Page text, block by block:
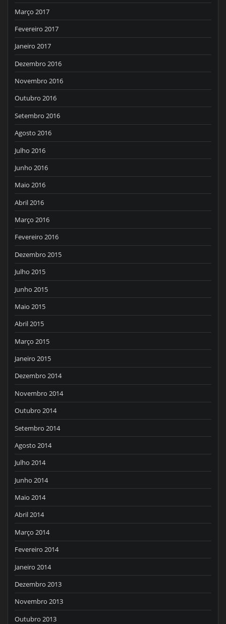
Março 2017
Fevereiro 2017
Janeiro 2017
Dezembro 2016
Novembro 2016
Outubro 2016
Setembro 2016
Agosto 2016
Julho 2016
Junho 2016
Maio 2016
Abril 2016
Março 2016
Fevereiro 2016
Dezembro 2015
Julho 2015
Junho 2015
Maio 2015
Abril 2015
Março 2015
Janeiro 2015
Dezembro 2014
Novembro 2014
Outubro 2014
Setembro 2014
Agosto 2014
Julho 2014
Junho 2014
Maio 2014
Abril 2014
Março 2014
Fevereiro 2014
Janeiro 2014
Dezembro 2013
Novembro 2013
Outubro 2013